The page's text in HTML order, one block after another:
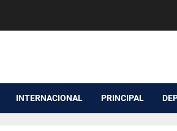
INTERNACIONAL PRINCIPAL